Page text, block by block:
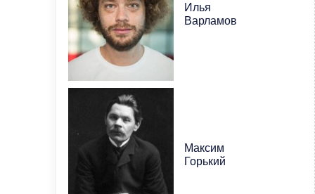
Илья
Варламов
Максим
Горький